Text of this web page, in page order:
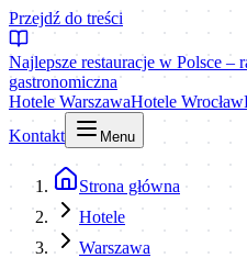
Przejdź do treści
Najlepsze restauracje w Polsce
gastronomiczna
Hotele WarszawaHotele Wrocław
Kontakt
Menu
Strona główna
Hotele
Warszawa